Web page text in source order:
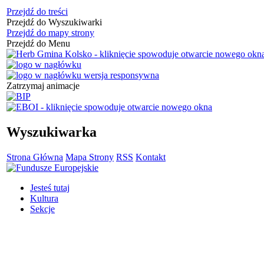
Przejdź do treści
Przejdź do Wyszukiwarki
Przejdź do mapy strony
Przejdź do Menu
Zatrzymaj animacje
Wyszukiwarka
Strona Główna Mapa Strony RSS Kontakt
Jesteś tutaj
Kultura
Sekcje